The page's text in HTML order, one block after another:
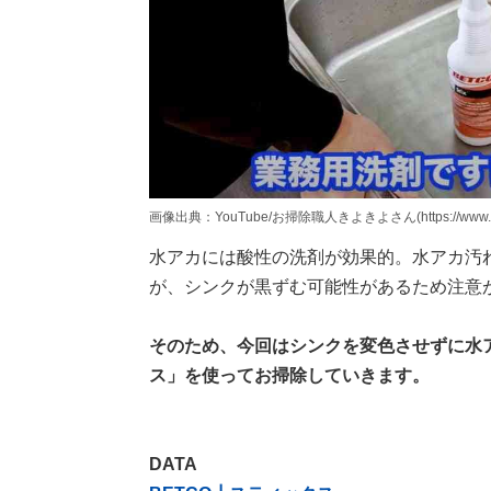
画像出典：YouTube/お掃除職人きよきよさん(https://
水アカには酸性の洗剤が効果的。水アカ
が、シンクが黒ずむ可能性があるため注意
そのため、今回はシンクを変色させずに
ス」を使ってお掃除していきます。
DATA